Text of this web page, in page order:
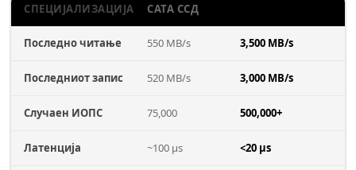
СПЕЦИЈАЛИЗАЦИЈА САТА ССД
Последно читање 550 MB/s 3,500 MB/s
Последниот запис 520 MB/s 3,000 MB/s
Случаен ИОПС 75,000 500,000+
Латенција ~100 µs <20 µs